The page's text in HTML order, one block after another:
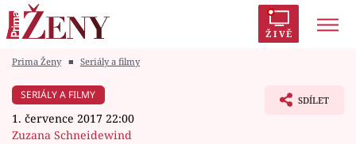
ŽIVĚ
Módní alarm
Prima Ženy ■ Seriály a filmy
SERIÁLY A FILMY
1. července 2017 22:00
Zuzana Schneidewind
SDÍLET